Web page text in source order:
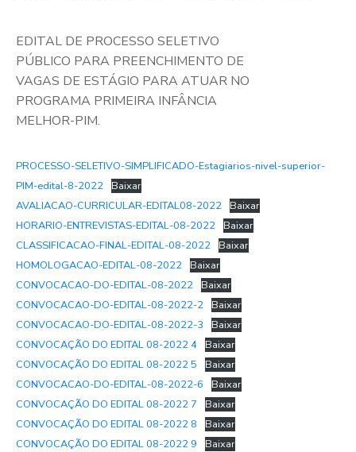
EDITAL DE PROCESSO SELETIVO
PÚBLICO PARA PREENCHIMENTO DE
VAGAS DE ESTÁGIO PARA ATUAR NO
PROGRAMA PRIMEIRA INFÂNCIA
MELHOR-PIM.
PROCESSO-SELETIVO-SIMPLIFICADO-Estagiarios-nivel-superior-
PIM-edital-8-2022
Baixar
AVALIACAO-CURRICULAR-EDITAL08-2022
Baixar
HORARIO-ENTREVISTAS-EDITAL-08-2022
Baixar
CLASSIFICACAO-FINAL-EDITAL-08-2022
Baixar
HOMOLOGACAO-EDITAL-08-2022
Baixar
CONVOCACAO-DO-EDITAL-08-2022
Baixar
CONVOCACAO-DO-EDITAL-08-2022-2
Baixar
CONVOCACAO-DO-EDITAL-08-2022-3
Baixar
CONVOCAÇÃO DO EDITAL 08-2022 4
Baixar
CONVOCAÇÃO DO EDITAL 08-2022 5
Baixar
CONVOCACAO-DO-EDITAL-08-2022-6
Baixar
CONVOCAÇÃO DO EDITAL 08-2022 7
Baixar
CONVOCAÇÃO DO EDITAL 08-2022 8
Baixar
CONVOCAÇÃO DO EDITAL 08-2022 9
Baixar